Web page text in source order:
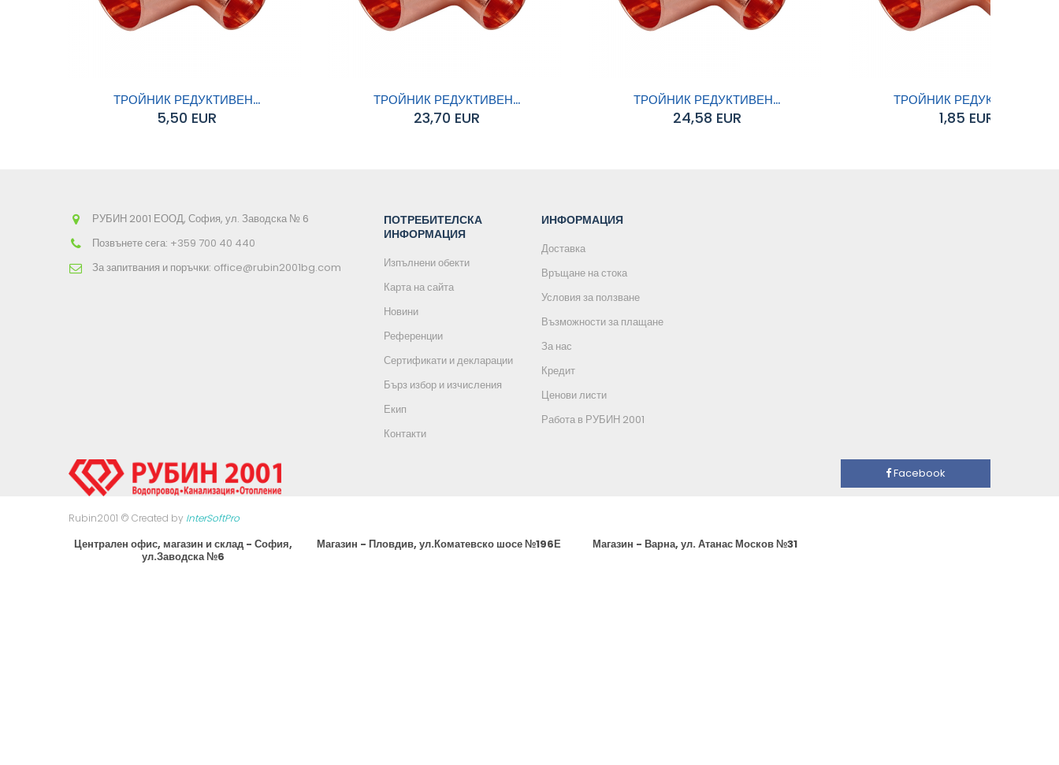
ТРОЙНИК РЕДУКТИВЕН...
5,50 EUR
ТРОЙНИК РЕДУКТИВЕН...
23,70 EUR
ТРОЙНИК РЕДУКТИВЕН...
24,58 EUR
ТРОЙНИК РЕДУКТИВЕН...
1,85 EUR
РУБИН 2001 ЕООД, София, ул. Заводска № 6
Позвънете сега: +359 700 40 440
За запитвания и поръчки: office@rubin2001bg.com
ПОТРЕБИТЕЛСКА
ИНФОРМАЦИЯ
Изпълнени обекти
Карта на сайта
Новини
Референции
Сертификати и декларации
Бърз избор и изчисления
Екип
Контакти
ИНФОРМАЦИЯ
Доставка
Връщане на стока
Условия за ползване
Възможности за плащане
За нас
Кредит
Ценови листи
Работа в РУБИН 2001
Facebook
Rubin2001 © Created by InterSoftPro
Централен офис, магазин и склад - София,
ул.Заводска №6
Магазин - Пловдив, ул.Коматевско шосе №196Е Магазин - Варна, ул. Атанас Москов №31